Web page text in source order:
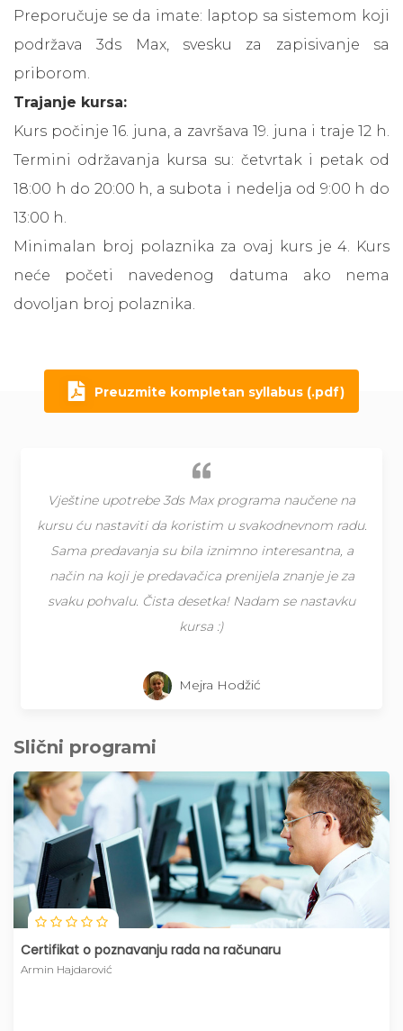
Preporučuje se da imate: laptop sa sistemom koji
podržava 3ds Max, svesku za zapisivanje sa
priborom.
Trajanje kursa:
Kurs počinje 16. juna, a završava 19. juna i traje 12 h.
Termini održavanja kursa su: četvrtak i petak od
18:00 h do 20:00 h, a subota i nedelja od 9:00 h do
13:00 h.
Minimalan broj polaznika za ovaj kurs je 4. Kurs
neće početi navedenog datuma ako nema
dovoljan broj polaznika.
Preuzmite kompletan syllabus (.pdf)
Vještine upotrebe 3ds Max programa naučene na
kursu ću nastaviti da koristim u svakodnevnom radu.
Sama predavanja su bila iznimno interesantna, a
način na koji je predavačica prenijela znanje je za
svaku pohvalu. Čista desetka! Nadam se nastavku
kursa :)
Mejra Hodžić
Slični programi
Certifikat o poznavanju rada na računaru
Armin Hajdarović